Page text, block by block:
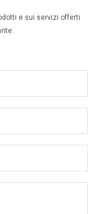
e sui servizi offerti